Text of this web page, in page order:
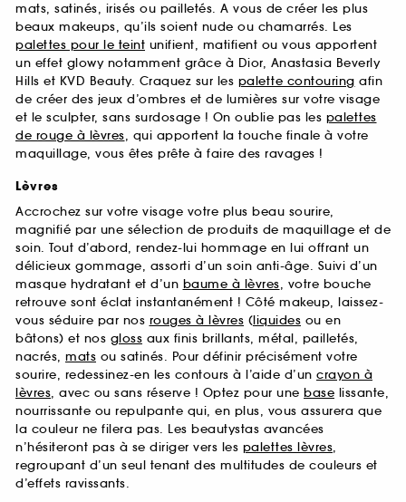
mats, satinés, irisés ou pailletés. A vous de créer les plus
beaux makeups, qu’ils soient nude ou chamarrés. Les
palettes pour le teint unifient, matifient ou vous apportent
un effet glowy notamment grâce à Dior, Anastasia Beverly
Hills et KVD Beauty. Craquez sur les palette contouring afin
de créer des jeux d’ombres et de lumières sur votre visage
et le sculpter, sans surdosage ! On oublie pas les palettes
de rouge à lèvres, qui apportent la touche finale à votre
maquillage, vous êtes prête à faire des ravages !
Lèvres
Accrochez sur votre visage votre plus beau sourire,
magnifié par une sélection de produits de maquillage et de
soin. Tout d’abord, rendez-lui hommage en lui offrant un
délicieux gommage, assorti d’un soin anti-âge. Suivi d’un
masque hydratant et d’un baume à lèvres, votre bouche
retrouve sont éclat instantanément ! Côté makeup, laissez-
vous séduire par nos rouges à lèvres (liquides ou en
bâtons) et nos gloss aux finis brillants, métal, pailletés,
nacrés, mats ou satinés. Pour définir précisément votre
sourire, redessinez-en les contours à l’aide d’un crayon à
lèvres, avec ou sans réserve ! Optez pour une base lissante,
nourrissante ou repulpante qui, en plus, vous assurera que
la couleur ne filera pas. Les beautystas avancées
n’hésiteront pas à se diriger vers les palettes lèvres,
regroupant d’un seul tenant des multitudes de couleurs et
d’effets ravissants.